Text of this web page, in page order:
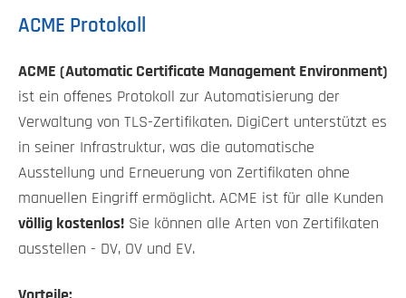
ACME Protokoll
ACME (Automatic Certificate Management Environment)
ist ein offenes Protokoll zur Automatisierung der
Verwaltung von TLS-Zertifikaten. DigiCert unterstützt es
in seiner Infrastruktur, was die automatische
Ausstellung und Erneuerung von Zertifikaten ohne
manuellen Eingriff ermöglicht. ACME ist für alle Kunden
völlig kostenlos! Sie können alle Arten von Zertifikaten
ausstellen - DV, OV und EV.